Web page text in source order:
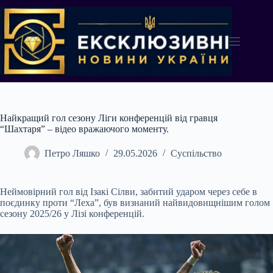
до
вмісту
Найкращий гол сезону Ліги конференцій від гравця
“Шахтаря” – відео вражаючого моменту.
Петро Ляшко 29.05.2026 Суспільство
Неймовірний гол від Ізакі Сілви, забитий ударом через себе в
поєдинку проти “Леха”, був визнаний найвидовищнішим голом
сезону 2025/26 у Лізі конференцій.